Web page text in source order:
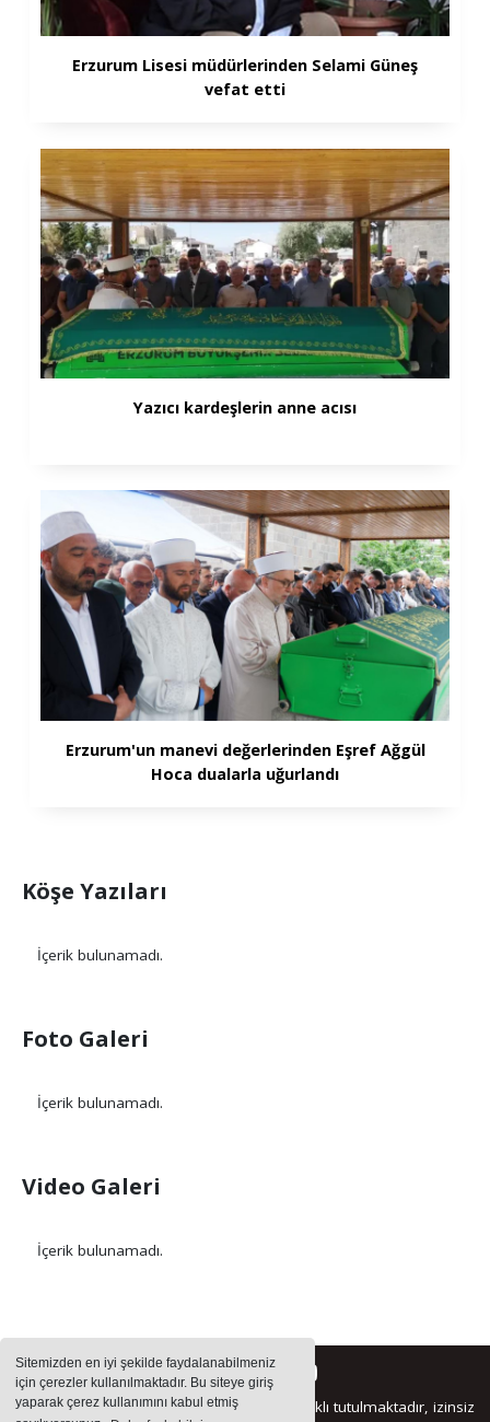
Sitemizden en iyi şekilde faydalanabilmeniz
için çerezler kullanılmaktadır. Bu siteye giriş
yaparak çerez kullanımını kabul etmiş
Erzurum Lisesi müdürlerinden Selami Güneş
vefat etti
Yazıcı kardeşlerin anne acısı
Erzurum'un manevi değerlerinden Eşref Ağgül
Hoca dualarla uğurlandı
Köşe Yazıları
İçerik bulunamadı.
Foto Galeri
İçerik bulunamadı.
Video Galeri
İçerik bulunamadı.
Sitemizde bulunan içeriklerin tüm hakları saklı tutulmaktadır, izinsiz